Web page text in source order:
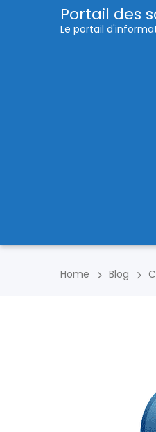
Portail des
Le portail
Home Blog